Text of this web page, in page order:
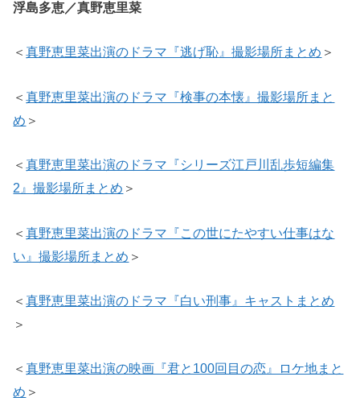
浮島多恵／真野恵里菜
＜真野恵里菜出演のドラマ『逃げ恥』撮影場所まとめ ＞
＜真野恵里菜出演のドラマ『検事の本懐』撮影場所まと
め ＞
＜真野恵里菜出演のドラマ『シリーズ江戸川乱歩短編集
2』撮影場所まとめ ＞
＜真野恵里菜出演のドラマ『この世にたやすい仕事はな
い』撮影場所まとめ ＞
＜真野恵里菜出演のドラマ『白い刑事』キャストまとめ
＞
＜真野恵里菜出演の映画『君と100回目の恋』ロケ地まと
め ＞